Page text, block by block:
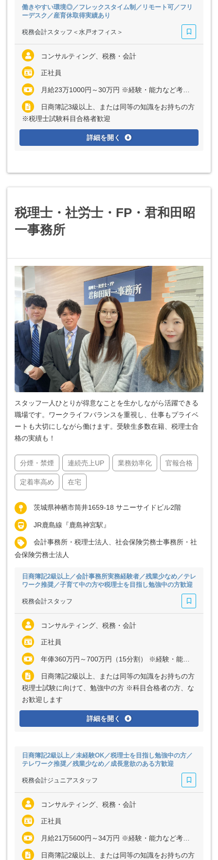
働きやすい環境◎／フレックスタイム制／リモート可／フリ
ーデスク／産育休取得実績あり
税務会計スタッフ＜水戸オフィス＞
コンサルティング、税務・会計
正社員
月給23万1000円～30万円 ※経験・能力など考慮の上、決定いたします ※上記に固定残業代（月30時間分＝4万1185円～5万3541円）を含む ※超過分は別途全額支給
日商簿記3級以上、または同等の知識をお持ちの方
※税理士試験科目合格者歓迎
詳細を開く
税理士・社労士・FP・君和田昭
一事務所
スタッフ一人ひとりが得意なことを生かしながら活躍できる
職場です。ワークライフバランスを重視し、仕事もプライベ
ートも大切にしながら働けます。受験生多数在籍、税理士合
格の実績も！
分煙・禁煙 連続売上UP 業務効率化 官報合格
定着率高め 在宅
茨城県神栖市筒井1659-18 サニーサイドビル2階
JR鹿島線『鹿島神宮駅』
会計事務所・税理士法人、社会保険労務士事務所・社
会保険労務士法人
日商簿記2級以上／会計事務所実務経験者／残業少なめ／テレ
ワーク推奨／子育て中の方や税理士を目指し勉強中の方歓迎
税務会計スタッフ
コンサルティング、税務・会計
正社員
年俸360万円～700万円（15分割） ※経験・能力など考慮の上、決定いたします ※上記に固定残業代（月30時間分＝4万6000円～8万7000円）を含む ※超過分は別途全額支給
日商簿記2級以上、または同等の知識をお持ちの方
税理士試験に向けて、勉強中の方 ※科目合格者の方、な
お歓迎します
詳細を開く
日商簿記2級以上／未経験OK／税理士を目指し勉強中の方／
テレワーク推奨／残業少なめ／成長意欲のある方歓迎
税務会計ジュニアスタッフ
コンサルティング、税務・会計
正社員
月給21万5600円～34万円 ※経験・能力など考慮の上、決定いたします ※上記に固定残業代（月30時間分＝4万600円～6万3750円）を含む ※超過分は別途全額支給
日商簿記2級以上、または同等の知識をお持ちの方